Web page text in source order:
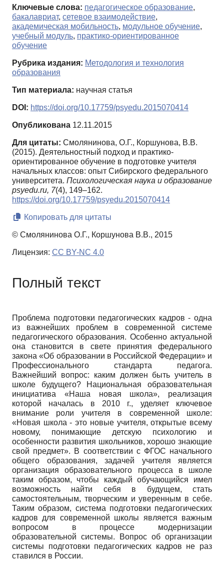
Ключевые слова: педагогическое образование,
бакалавриат, сетевое взаимодействие,
академическая мобильность, модульное обучение,
учебный модуль, практико-ориентированное
обучение
Рубрика издания: Методология и технология
образования
Тип материала: научная статья
DOI: https://doi.org/10.17759/psyedu.2015070414
Опубликована 12.11.2015
Для цитаты: Смолянинова, О.Г., Коршунова, В.В.
(2015). Деятельностный подход и практико-
ориентированное обучение в подготовке учителя
начальных классов: опыт Сибирского федерального
университета. Психологическая наука и образование
psyedu.ru, 7(4), 149–162.
https://doi.org/10.17759/psyedu.2015070414
Копировать для цитаты
© Смолянинова О.Г., Коршунова В.В., 2015
Лицензия: CC BY-NC 4.0
Полный текст
Проблема подготовки педагогических кадров - одна
из важнейших проблем в современной системе
педагогического образования. Особенно актуальной
она становится в свете принятия федерального
закона «Об образовании в Российской Федерации» и
Профессионального стандарта педагога.
Важнейший вопрос: каким должен быть учитель в
школе будущего? Национальная образовательная
инициатива «Наша новая школа», реализация
которой началась в 2010 г., уделяет ключевое
внимание роли учителя в современной школе:
«Новая школа - это новые учителя, открытые всему
новому, понимающие детскую психологию и
особенности развития школьников, хорошо знающие
свой предмет». В соответствии с ФГОС начального
общего образования, задачей учителя является
организация образовательного процесса в школе
таким образом, чтобы каждый обучающийся имел
возможность найти себя в будущем, стать
самостоятельным, творческим и уверенным в себе.
Таким образом, система подготовки педагогических
кадров для современной школы является важным
вопросом в процессе модернизации
образовательной системы. Вопрос об организации
системы подготовки педагогических кадров не раз
ставился в России.